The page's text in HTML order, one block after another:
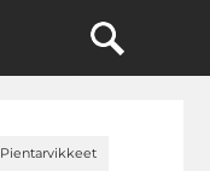
Pientarvikkeet